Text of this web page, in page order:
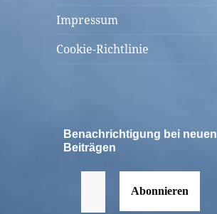
Impressum
Cookie-Richtlinie
Benachrichtigung bei neuen
Beiträgen